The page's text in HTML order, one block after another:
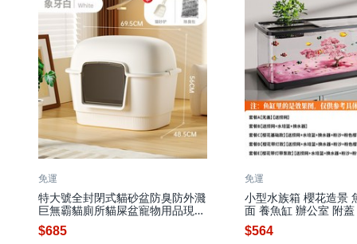
免運
特大號全封閉式貓砂盆防臭防外濺
巨無霸貓廁所貓屎盆寵物用品現
貨, 1個, 白色69.5*56*48.5cm:
【基礎款】送鏟子+除臭包
$685
免運
小型水族箱 櫻花造景
面 養魚缸 辦公室 附
個, 中號款【
$564